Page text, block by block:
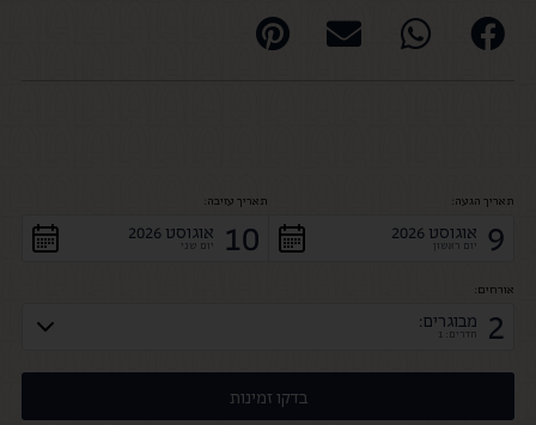
תאריך הגעה:
9 אוגוסט 2026
יום ראשון
תאריך עזיבה:
10 אוגוסט 2026
יום שני
אורחים:
2 מבוגרים:
חדרים: 1